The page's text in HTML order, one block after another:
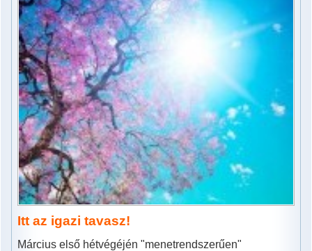
Itt az igazi tavasz!
Március első hétvégéjén "menetrendszerűen"